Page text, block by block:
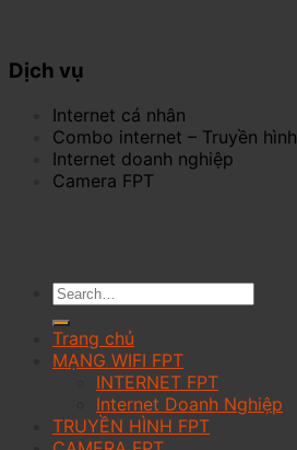
Dịch vụ
Internet cá nhân
Combo internet – Truyền hình
Internet doanh nghiệp
Camera FPT
Trang chủ
MẠNG WIFI FPT
INTERNET FPT
Internet Doanh Nghiệp
TRUYỀN HÌNH FPT